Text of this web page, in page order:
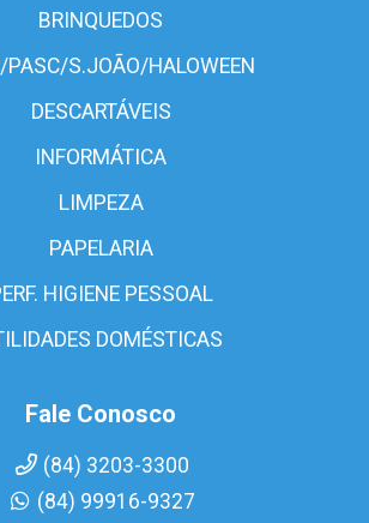
BRINQUEDOS
PASC/S.JOÃO/HALOWEEN
DESCARTÁVEIS
INFORMÁTICA
LIMPEZA
PAPELARIA
HIGIENE PESSOAL
DOMÉSTICAS
Fale Conosco
(84) 3203-3300
(84) 99916-9327